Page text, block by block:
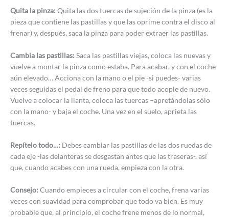
Quita la pinza: Quita las dos tuercas de sujeción de la pinza (es la
pieza que contiene las pastillas y que las oprime contra el disco al
frenar) y, después, saca la pinza para poder extraer las pastillas.
Cambia las pastillas: Saca las pastillas viejas, coloca las nuevas y
vuelve a montar la pinza como estaba. Para acabar, y con el coche
aún elevado… Acciona con la mano o el pie -si puedes- varias
veces seguidas el pedal de freno para que todo acople de nuevo.
Vuelve a colocar la llanta, coloca las tuercas –apretándolas sólo
con la mano- y baja el coche. Una vez en el suelo, aprieta las
tuercas.
Repítelo todo…: Debes cambiar las pastillas de las dos ruedas de
cada eje -las delanteras se desgastan antes que las traseras-, así
que, cuando acabes con una rueda, empieza con la otra.
Consejo: Cuando empieces a circular con el coche, frena varias
veces con suavidad para comprobar que todo va bien. Es muy
probable que, al principio, el coche frene menos de lo normal,